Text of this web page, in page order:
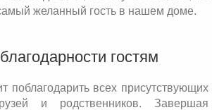
желанный гость в нашем доме.
гостям
поблагодарить всех присутствующих
и родственников. Завершая